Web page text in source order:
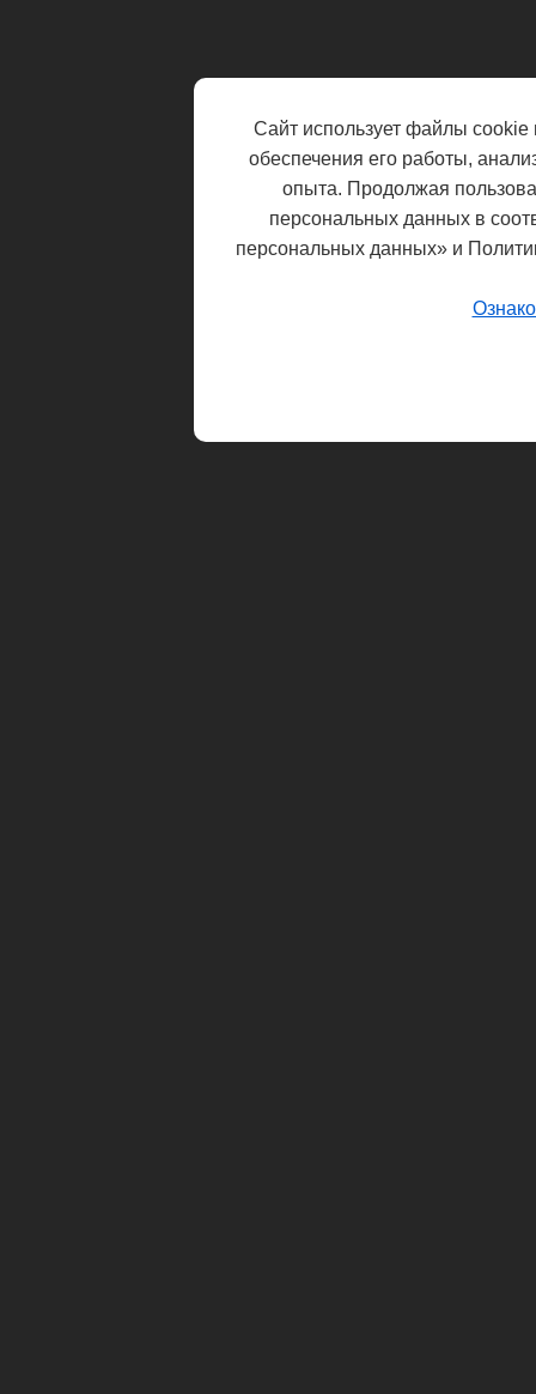
Сайт использует файлы cookie
обеспечения его работы,
опыта. Продолжая
персональных данных в
персональных данных» и